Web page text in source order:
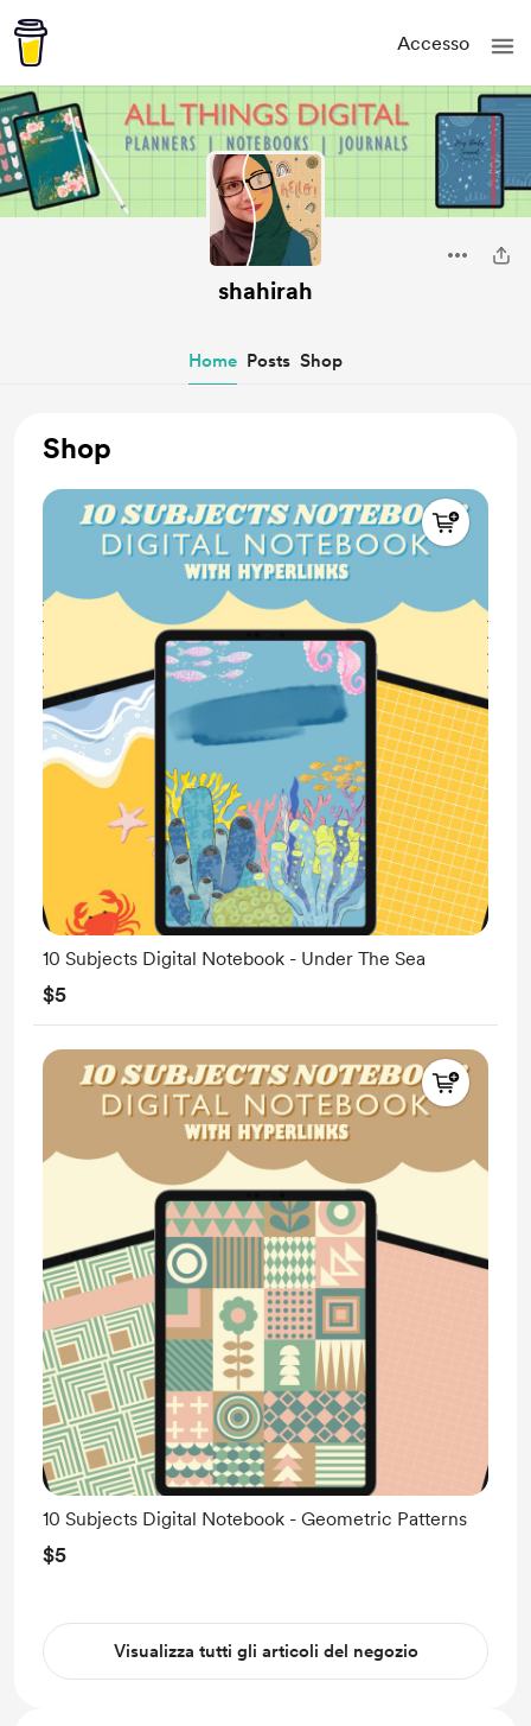
Accesso
shahirah
Home Posts Shop
Shop
10 Subjects Digital Notebook - Under The Sea
$5
10 Subjects Digital Notebook - Geometric Patterns
$5
Visualizza tutti gli articoli del negozio